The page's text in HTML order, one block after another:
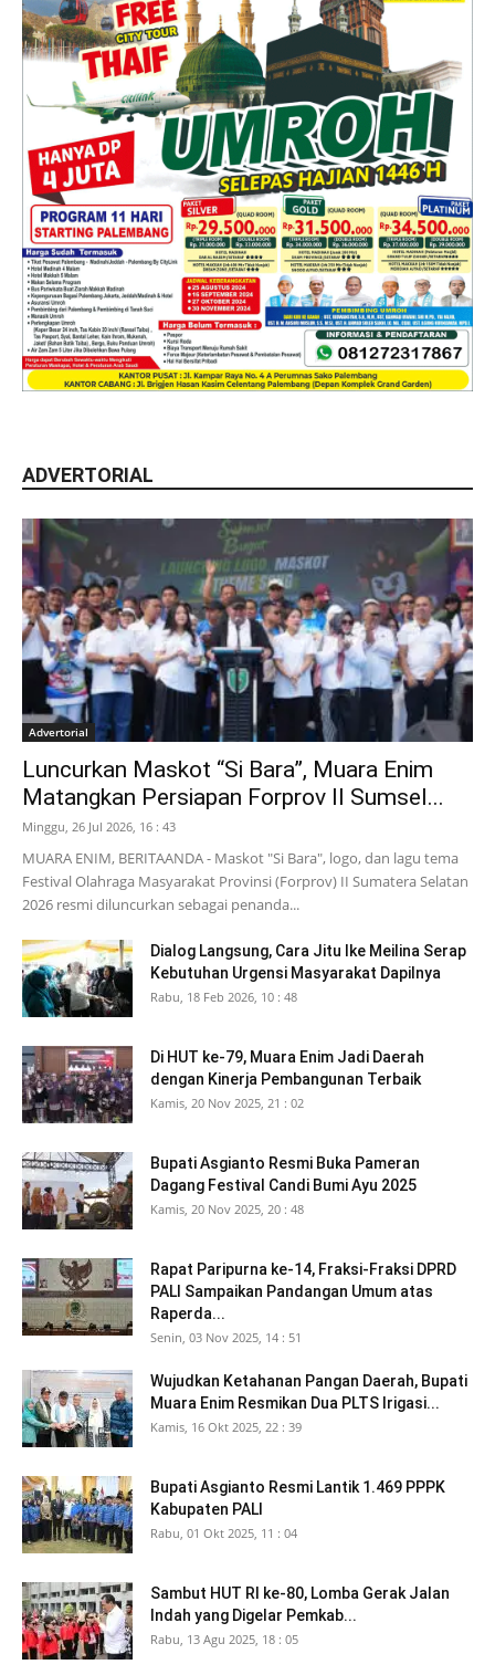
ADVERTORIAL
Advertorial
Luncurkan Maskot “Si Bara”, Muara Enim
Matangkan Persiapan Forprov II Sumsel...
Minggu, 26 Jul 2026, 16 : 43
MUARA ENIM, BERITAANDA - Maskot "Si Bara", logo, dan lagu tema
Festival Olahraga Masyarakat Provinsi (Forprov) II Sumatera Selatan
2026 resmi diluncurkan sebagai penanda...
Dialog Langsung, Cara Jitu Ike Meilina Serap
Kebutuhan Urgensi Masyarakat Dapilnya
Rabu, 18 Feb 2026, 10 : 48
Di HUT ke-79, Muara Enim Jadi Daerah
dengan Kinerja Pembangunan Terbaik
Kamis, 20 Nov 2025, 21 : 02
Bupati Asgianto Resmi Buka Pameran
Dagang Festival Candi Bumi Ayu 2025
Kamis, 20 Nov 2025, 20 : 48
Rapat Paripurna ke-14, Fraksi-Fraksi DPRD
PALI Sampaikan Pandangan Umum atas
Raperda...
Senin, 03 Nov 2025, 14 : 51
Wujudkan Ketahanan Pangan Daerah, Bupati
Muara Enim Resmikan Dua PLTS Irigasi...
Kamis, 16 Okt 2025, 22 : 39
Bupati Asgianto Resmi Lantik 1.469 PPPK
Kabupaten PALI
Rabu, 01 Okt 2025, 11 : 04
Sambut HUT RI ke-80, Lomba Gerak Jalan
Indah yang Digelar Pemkab...
Rabu, 13 Agu 2025, 18 : 05